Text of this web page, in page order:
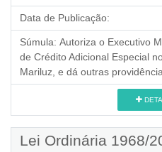
Data de Publicação:
Súmula: Autoriza o Executivo
de Crédito Adicional Especial
Mariluz, e dá outras
Lei Ordinária 1968/